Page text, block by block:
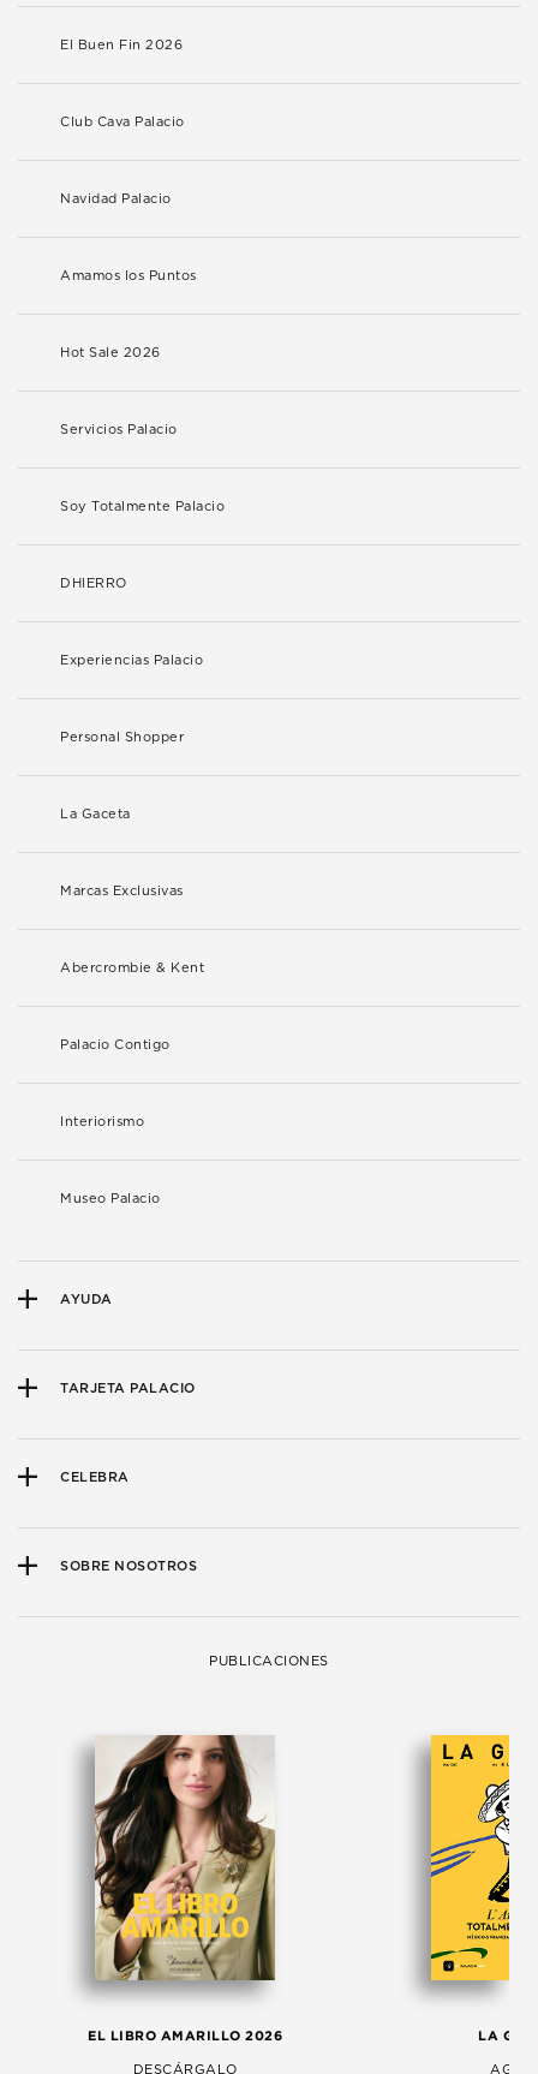
El Buen Fin 2026
Club Cava Palacio
Navidad Palacio
Amamos los Puntos
Hot Sale 2026
Servicios Palacio
Soy Totalmente Palacio
DHIERRO
Experiencias Palacio
Personal Shopper
La Gaceta
Marcas Exclusivas
Abercrombie & Kent
Palacio Contigo
Interiorismo
Museo Palacio
AYUDA
TARJETA PALACIO
CELEBRA
SOBRE NOSOTROS
PUBLICACIONES
EL LIBRO AMARILLO 2026
DESCÁRGALO
LA